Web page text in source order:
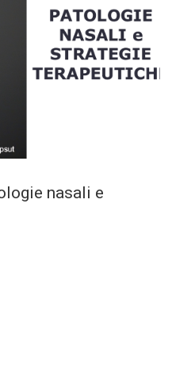
nasali e